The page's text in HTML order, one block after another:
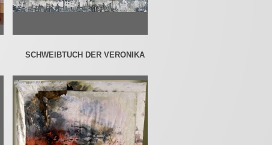
SCHWEIBTUCH DER VERONIKA